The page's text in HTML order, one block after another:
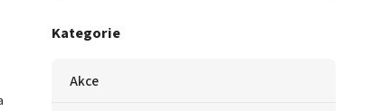
Kategorie
Akce